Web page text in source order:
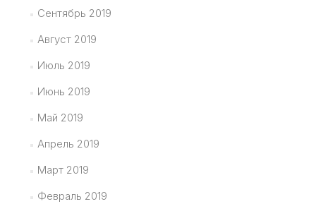
Сентябрь 2019
Август 2019
Июль 2019
Июнь 2019
Май 2019
Апрель 2019
Март 2019
Февраль 2019